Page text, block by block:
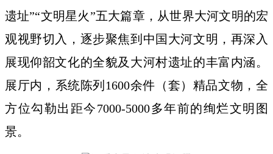
遗址”“文明星火”五大篇章，从世界大河文明的宏
观视野切入，逐步聚焦到中国大河文明，再深入
展现仰韶文化的全貌及大河村遗址的丰富内涵。
展厅内，系统陈列1600余件（套）精品文物，全
方位勾勒出距今7000-5000多年前的绚烂文明图
景。